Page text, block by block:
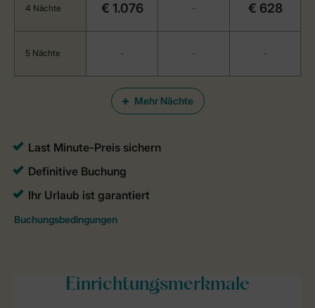
Mehr Nächte
4 Nächte € 1.076 - € 628
5 Nächte - - -
Einrichtungsmerkmale